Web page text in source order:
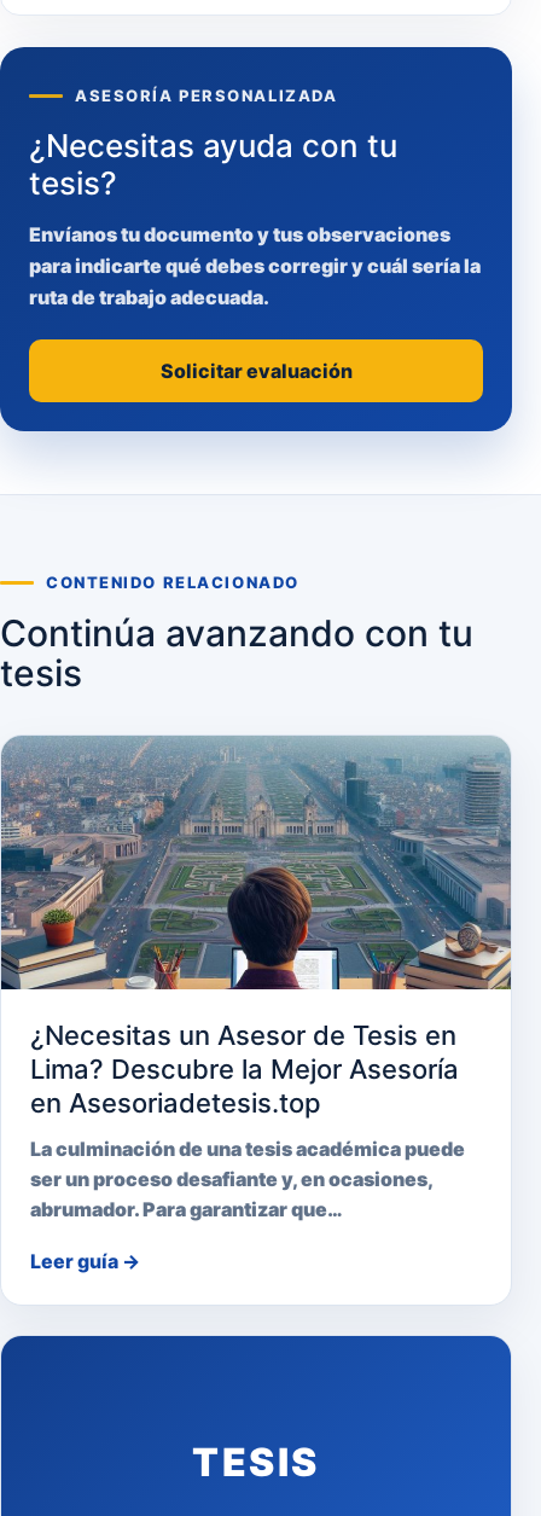
ASESORÍA PERSONALIZADA
¿Necesitas ayuda con tu
tesis?
Envíanos tu documento y tus observaciones
para indicarte qué debes corregir y cuál sería la
ruta de trabajo adecuada.
Solicitar evaluación
CONTENIDO RELACIONADO
Continúa avanzando con tu
tesis
¿Necesitas un Asesor de Tesis en
Lima? Descubre la Mejor Asesoría
en Asesoriadetesis.top
La culminación de una tesis académica puede
ser un proceso desafiante y, en ocasiones,
abrumador. Para garantizar que…
Leer guía →
TESIS